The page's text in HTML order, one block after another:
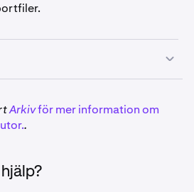
Arkivför mer information om
.